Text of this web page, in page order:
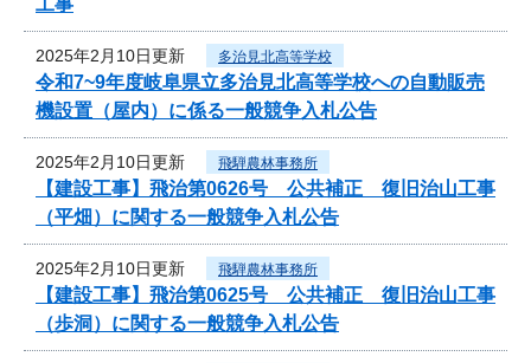
2025年2月10日更新 多治見北高等学校
令和7~9年度岐阜県立多治見北高等学校への自動販売
機設置（屋内）に係る一般競争入札公告
2025年2月10日更新 飛騨農林事務所
【建設工事】飛治第0626号 公共補正 復旧治山工事
（平畑）に関する一般競争入札公告
2025年2月10日更新 飛騨農林事務所
【建設工事】飛治第0625号 公共補正 復旧治山工事
（歩洞）に関する一般競争入札公告